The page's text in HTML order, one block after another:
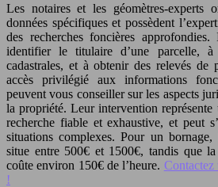
Les notaires et les géomètres-experts
données spécifiques et possèdent
des recherches foncières
identifier le titulaire d’une parcelle,
cadastrales, et à obtenir des relevés
accès privilégié aux informations
peuvent vous conseiller sur les aspects
la propriété. Leur intervention
recherche fiable et exhaustive, et peut
situations complexes. Pour un
situe entre 500€ et 1500€, tandis que
coûte environ 150€ de l’heure. Contactez
!